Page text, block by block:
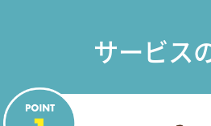
サービス